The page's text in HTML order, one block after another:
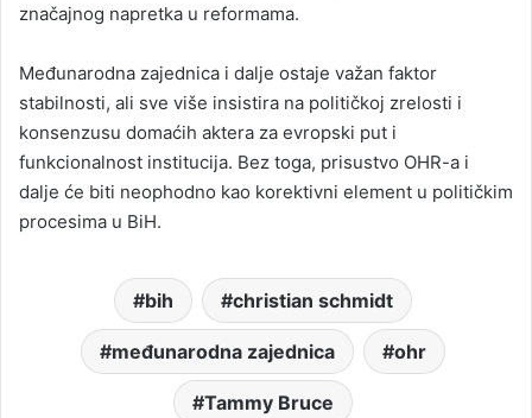
značajnog napretka u reformama.
Međunarodna zajednica i dalje ostaje važan faktor
stabilnosti, ali sve više insistira na političkoj zrelosti i
konsenzusu domaćih aktera za evropski put i
funkcionalnost institucija. Bez toga, prisustvo OHR-a i
dalje će biti neophodno kao korektivni element u političkim
procesima u BiH.
bih christian schmidt
međunarodna zajednica ohr
Tammy Bruce